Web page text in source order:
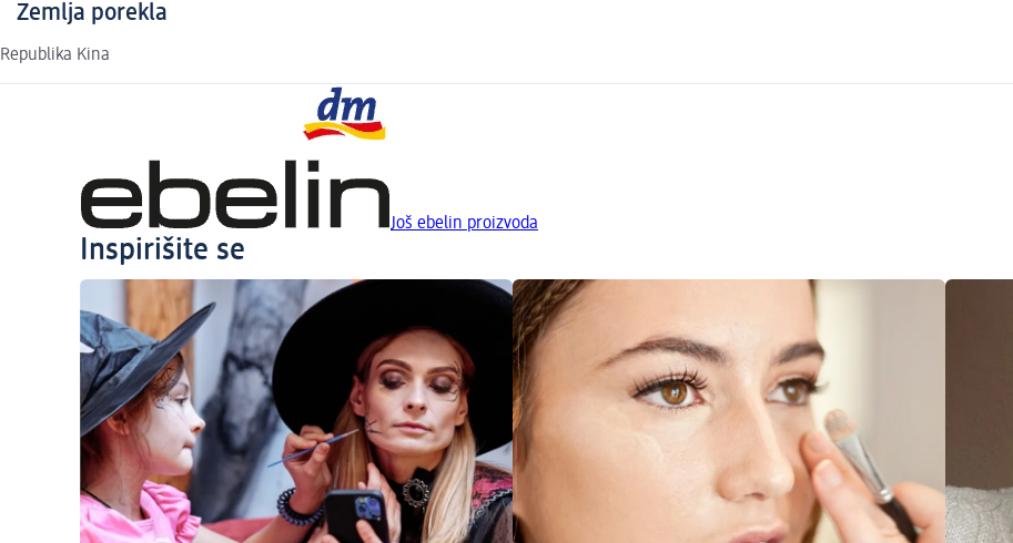
Zemlja porekla
Republika Kina
Još ebelin proizvoda
Inspirišite se